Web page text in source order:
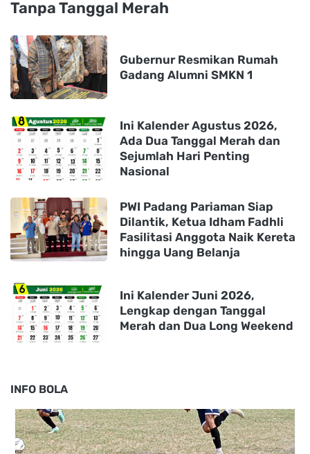
Tanpa Tanggal Merah
Gubernur Resmikan Rumah
Gadang Alumni SMKN 1
Ini Kalender Agustus 2026,
Ada Dua Tanggal Merah dan
Sejumlah Hari Penting
Nasional
PWI Padang Pariaman Siap
Dilantik, Ketua Idham Fadhli
Fasilitasi Anggota Naik Kereta
hingga Uang Belanja
Ini Kalender Juni 2026,
Lengkap dengan Tanggal
Merah dan Dua Long Weekend
INFO BOLA